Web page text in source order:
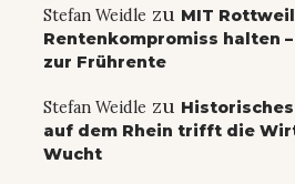
Stefan Weidle zu MIT
Rentenkompromiss halten
zur Frührente
Stefan Weidle zu
auf dem Rhein trifft die
Wucht